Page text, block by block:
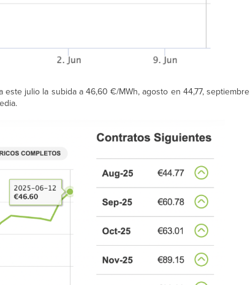
julio la subida a 46,60 €/MWh, agosto en 44,77, septiembre